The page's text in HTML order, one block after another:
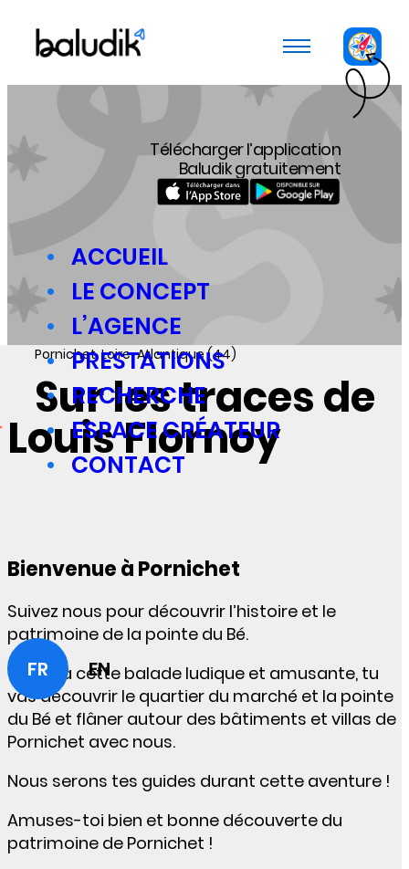
ACCUEIL
LE CONCEPT
L’AGENCE
PRESTATIONS
RECHERCHE
ESPACE CRÉATEUR
CONTACT
FR EN
Télécharger l’application
Baludik gratuitement
Pornichet, Loire-Atlantique (44)
Sur les traces de
Louis Flornoy
Bienvenue à Pornichet
Suivez nous pour découvrir l’histoire et le
patrimoine de la pointe du Bé.
Grâce à cette balade ludique et amusante, tu
vas découvrir le quartier du marché et la pointe
du Bé et flâner autour des bâtiments et villas de
Pornichet avec nous.
Nous serons tes guides durant cette aventure !
Amuses-toi bien et bonne découverte du
patrimoine de Pornichet !